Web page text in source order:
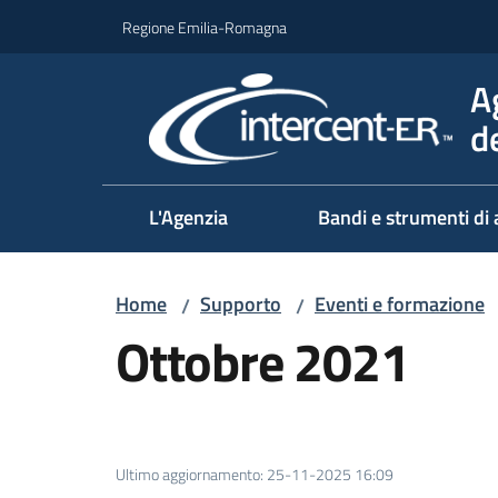
Regione Emilia-Romagna
L'Agenzia Bandi e strumenti di
Home / Supporto / Eventi e formazione
Ottobre 2021
Ultimo aggiornamento: 25-11-2025 16:09